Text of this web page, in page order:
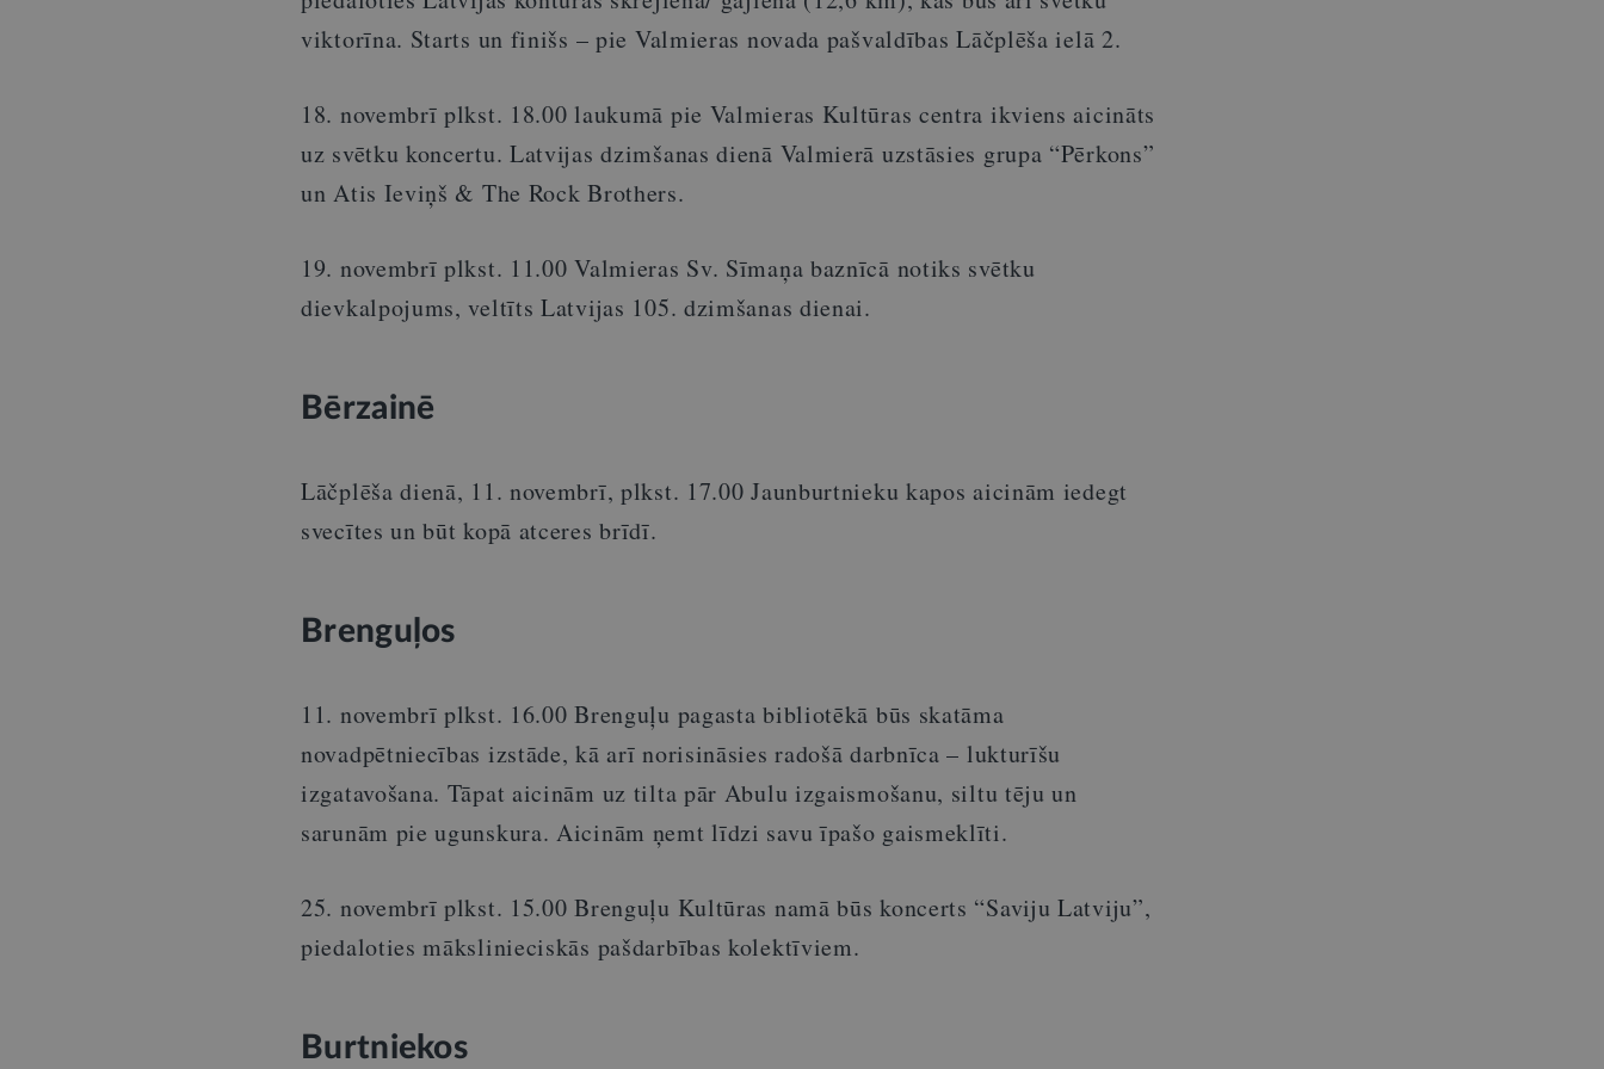
viktorīna. Starts un finišs – pie Valmieras novada pašvaldības Lāčplēša ielā 2.
18. novembrī plkst. 18.00 laukumā pie Valmieras Kultūras centra ikviens aicināts
uz svētku koncertu. Latvijas dzimšanas dienā Valmierā uzstāsies grupa “Pērkons”
un Atis Ieviņš & The Rock Brothers.
19. novembrī plkst. 11.00 Valmieras Sv. Sīmaņa baznīcā notiks svētku
dievkalpojums, veltīts Latvijas 105. dzimšanas dienai.
Bērzainē
Lāčplēša dienā, 11. novembrī, plkst. 17.00 Jaunburtnieku kapos aicinām iedegt
svecītes un būt kopā atceres brīdī.
Brenguļos
11. novembrī plkst. 16.00 Brenguļu pagasta bibliotēkā būs skatāma
novadpētniecības izstāde, kā arī norisināsies radošā darbnīca – lukturīšu
izgatavošana. Tāpat aicinām uz tilta pār Abulu izgaismošanu, siltu tēju un
sarunām pie ugunskura. Aicinām ņemt līdzi savu īpašo gaismeklīti.
25. novembrī plkst. 15.00 Brenguļu Kultūras namā būs koncerts “Saviju Latviju”,
piedaloties mākslinieciskās pašdarbības kolektīviem.
Burtniekos